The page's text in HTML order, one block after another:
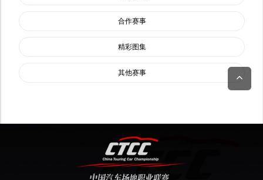
合作赛事
精彩图集
其他赛事